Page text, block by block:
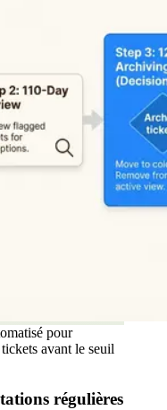
pour
avant le seuil
régulières